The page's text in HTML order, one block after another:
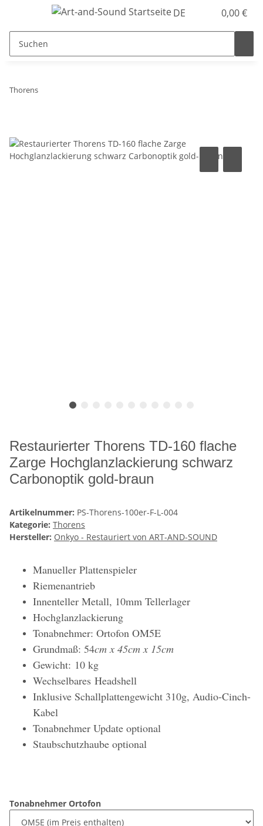
DE 0,00 €
Thorens
Restaurierter Thorens TD-160 flache
Zarge Hochglanzlackierung schwarz
Carbonoptik gold-braun
Artikelnummer: PS-Thorens-100er-F-L-004
Kategorie: Thorens
Hersteller: Onkyo - Restauriert von ART-AND-SOUND
Manueller Plattenspieler
Riemenantrieb
Innenteller Metall, 10mm Tellerlager
Hochglanzlackierung
Tonabnehmer: Ortofon OM5E
Grundmaß: 54cm x 45cm x 15cm
Gewicht: 10 kg
Wechselbares Headshell
Inklusive Schallplattengewicht 310g, Audio-Cinch-
Kabel
Tonabnehmer Update optional
Staubschutzhaube optional
Tonabnehmer Ortofon